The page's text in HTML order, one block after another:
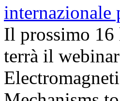
Il prossimo
terrà il